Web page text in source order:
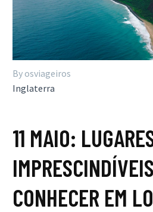
By osviageiros
Inglaterra
11 MAIO:
CONHECER EM